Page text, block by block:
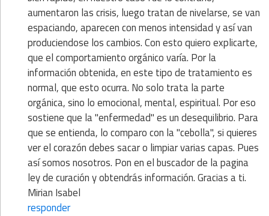
aumentaron las crisis, luego tratan de nivelarse, se van
espaciando, aparecen con menos intensidad y así van
produciendose los cambios. Con esto quiero explicarte,
que el comportamiento orgánico varía. Por la
información obtenida, en este tipo de tratamiento es
normal, que esto ocurra. No solo trata la parte
orgánica, sino lo emocional, mental, espiritual. Por eso
sostiene que la "enfermedad" es un desequilibrio. Para
que se entienda, lo comparo con la "cebolla", si quieres
ver el corazón debes sacar o limpiar varias capas. Pues
así somos nosotros. Pon en el buscador de la pagina
ley de curación y obtendrás información. Gracias a ti.
Mirian Isabel
responder